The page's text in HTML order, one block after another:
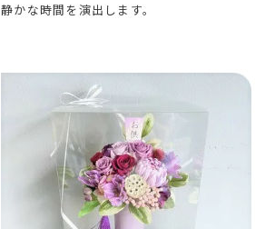
静かな時間を演出します。